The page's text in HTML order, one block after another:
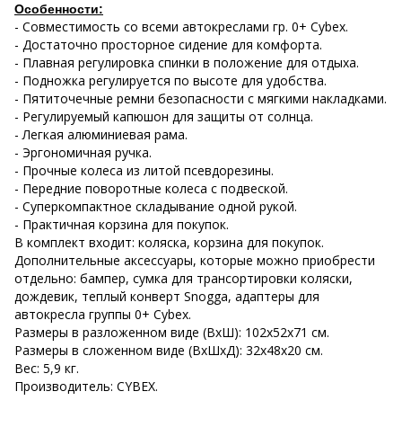
Особенности:
- Совместимость со всеми автокреслами гр. 0+ Cybex.
- Достаточно просторное сидение для комфорта.
- Плавная регулировка спинки в положение для отдыха.
- Подножка регулируется по высоте для удобства.
- Пятиточечные ремни безопасности с мягкими накладками.
- Регулируемый капюшон для защиты от солнца.
- Легкая алюминиевая рама.
- Эргономичная ручка.
- Прочные колеса из литой псевдорезины.
- Передние поворотные колеса с подвеской.
- Суперкомпактное складывание одной рукой.
- Практичная корзина для покупок.
В комплект входит: коляска, корзина для покупок.
Дополнительные аксессуары, которые можно приобрести
отдельно: бампер, сумка для трансортировки коляски,
дождевик, теплый конверт Snogga, адаптеры для
автокресла группы 0+ Cybex.
Размеры в разложенном виде (ВхШ): 102х52х71 см.
Размеры в сложенном виде (ВхШхД): 32х48х20 см.
Вес: 5,9 кг.
Производитель: CYBEX.